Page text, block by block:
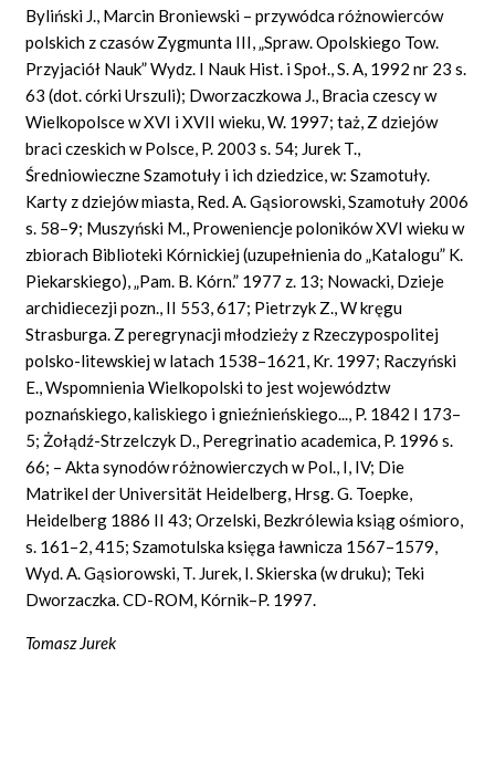
Byliński J., Marcin Broniewski – przywódca różnowierców
polskich z czasów Zygmunta III, „Spraw. Opolskiego Tow.
Przyjaciół Nauk” Wydz. I Nauk Hist. i Społ., S. A, 1992 nr 23 s.
63 (dot. córki Urszuli); Dworzaczkowa J., Bracia czescy w
Wielkopolsce w XVI i XVII wieku, W. 1997; taż, Z dziejów
braci czeskich w Polsce, P. 2003 s. 54; Jurek T.,
Średniowieczne Szamotuły i ich dziedzice, w: Szamotuły.
Karty z dziejów miasta, Red. A. Gąsiorowski, Szamotuły 2006
s. 58–9; Muszyński M., Proweniencje poloników XVI wieku w
zbiorach Biblioteki Kórnickiej (uzupełnienia do „Katalogu” K.
Piekarskiego), „Pam. B. Kórn.” 1977 z. 13; Nowacki, Dzieje
archidiecezji pozn., II 553, 617; Pietrzyk Z., W kręgu
Strasburga. Z peregrynacji młodzieży z Rzeczypospolitej
polsko-litewskiej w latach 1538–1621, Kr. 1997; Raczyński
E., Wspomnienia Wielkopolski to jest województw
poznańskiego, kaliskiego i gnieźnieńskiego..., P. 1842 I 173–
5; Żołądź-Strzelczyk D., Peregrinatio academica, P. 1996 s.
66; – Akta synodów różnowierczych w Pol., I, IV; Die
Matrikel der Universität Heidelberg, Hrsg. G. Toepke,
Heidelberg 1886 II 43; Orzelski, Bezkrólewia ksiąg ośmioro,
s. 161–2, 415; Szamotulska księga ławnicza 1567–1579,
Wyd. A. Gąsiorowski, T. Jurek, I. Skierska (w druku); Teki
Dworzaczka. CD-ROM, Kórnik–P. 1997.
Tomasz Jurek